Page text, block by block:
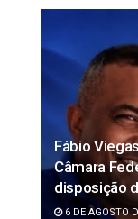
Fábio
Câmara
disposição
6 DE AGOSTO